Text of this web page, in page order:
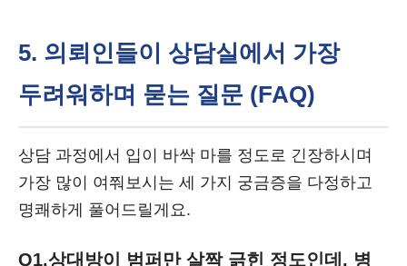
5. 의뢰인들이 상담실에서 가장
두려워하며 묻는 질문 (FAQ)
상담 과정에서 입이 바싹 마를 정도로 긴장하시며
가장 많이 여쭤보시는 세 가지 궁금증을 다정하고
명쾌하게 풀어드릴게요.
Q1.상대방이 범퍼만 살짝 긁힌 정도인데, 병